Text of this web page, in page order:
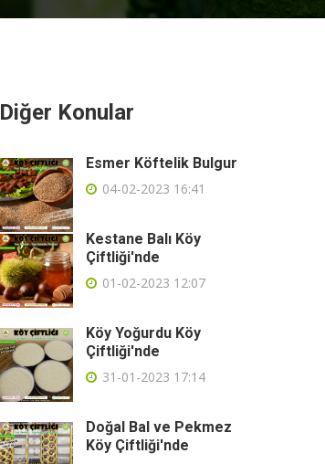
Diğer Konular
Esmer Köftelik Bulgur
04-02-2023 16:41
Kestane Balı Köy
Çiftliği'nde
01-02-2023 12:07
Köy Yoğurdu Köy
Çiftliği'nde
31-01-2023 17:14
Doğal Bal ve Pekmez
Köy Çiftliği'nde